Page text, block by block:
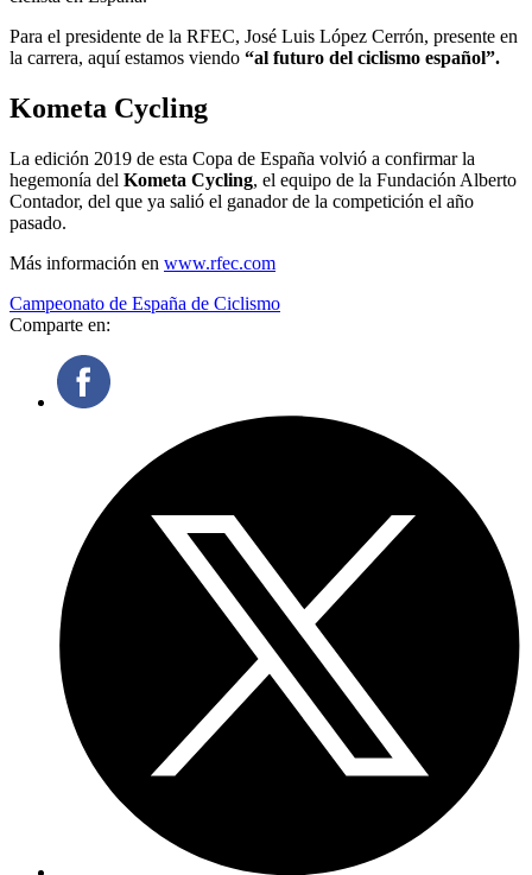
Para el presidente de la RFEC, José Luis López Cerrón, presente en
la carrera, aquí estamos viendo “al futuro del ciclismo español”.
Kometa Cycling
La edición 2019 de esta Copa de España volvió a confirmar la
hegemonía del Kometa Cycling, el equipo de la Fundación Alberto
Contador, del que ya salió el ganador de la competición el año
pasado.
Más información en www.rfec.com
Campeonato de España de Ciclismo
Comparte en: